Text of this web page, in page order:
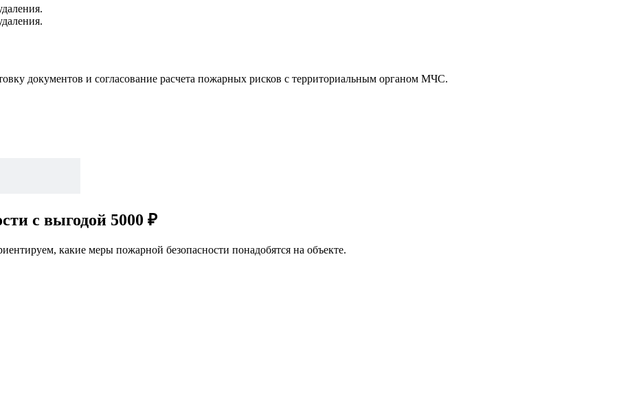
документов и согласование расчета пожарных рисков с территориальным органом МЧС.
с выгодой 5000 ₽
какие меры пожарной безопасности понадобятся на объекте.